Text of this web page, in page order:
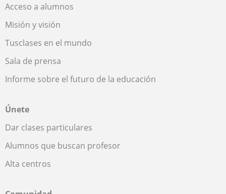
Acceso a alumnos
Misión y visión
Tusclases en el mundo
Sala de prensa
Informe sobre el futuro de la educación
Únete
Dar clases particulares
Alumnos que buscan profesor
Alta centros